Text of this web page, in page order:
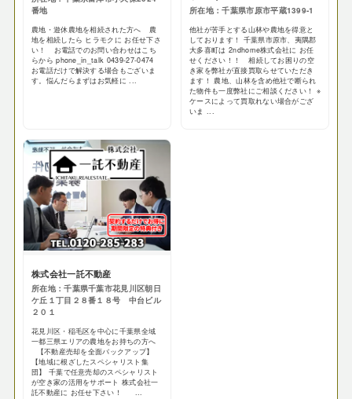
番地
農地・遊休農地を相続された方へ 農
地を相続したら ヒラモクに お任せ下さ
い！ お電話でのお問い合わせはこち
らから phone_in_talk 0439-27-0474
お電話だけで解決する場合もございま
す。悩んだらまずはお気軽に ...
所在地：千葉県市原市平蔵1399-1
他社が苦手とする山林や農地を得意と
しております！ 千葉県市原市、夷隅郡
大多喜町は 2ndhome株式会社に お任
せください！！ 相続してお困りの空
き家を弊社が直接買取らせていただき
ます！ 農地、山林を含め他社で断られ
た物件も一度弊社にご相談ください！ ※
ケースによって買取れない場合がござ
いま ...
株式会社一託不動産
所在地：千葉県千葉市花見川区朝日
ケ丘１丁目２８番１８号 中台ビル
２０１
花見川区・稲毛区を中心に千葉県全域
一都三県エリアの農地をお持ちの方へ
【不動産売却を全面バックアップ】
【地域に根ざしたスペシャリスト集
団】 千葉で任意売却のスペシャリスト
が空き家の活用をサポート 株式会社一
託不動産に お任せ下さい！ ...